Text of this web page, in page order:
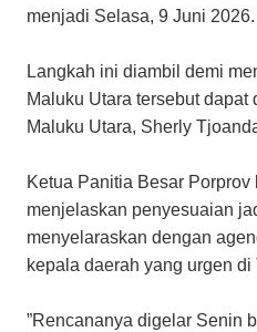
menjadi Selasa, 9 Juni 2026.
​Langkah ini diambil demi
Maluku Utara tersebut
Maluku Utara, Sherly
​Ketua Panitia Besar
menjelaskan penyesuaian
menyelaraskan dengan
kepala daerah yang urgen
​”Rencananya digelar Senin